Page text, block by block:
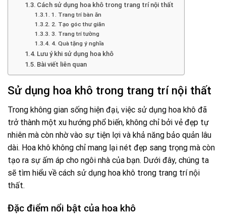
Cách sử dụng hoa khô trong trang trí nội thất
1. Trang trí bàn ăn
2. Tạo góc thư giãn
3. Trang trí tường
4. Quà tặng ý nghĩa
Lưu ý khi sử dụng hoa khô
Bài viết liên quan
Sử dụng hoa khô trong trang trí nội thất
Trong không gian sống hiện đại, việc sử dụng hoa khô đã
trở thành một xu hướng phổ biến, không chỉ bởi vẻ đẹp tự
nhiên mà còn nhờ vào sự tiện lợi và khả năng bảo quản lâu
dài. Hoa khô không chỉ mang lại nét đẹp sang trọng mà còn
tạo ra sự ấm áp cho ngôi nhà của bạn. Dưới đây, chúng ta
sẽ tìm hiểu về cách sử dụng hoa khô trong trang trí nội
thất.
Đặc điểm nổi bật của hoa khô